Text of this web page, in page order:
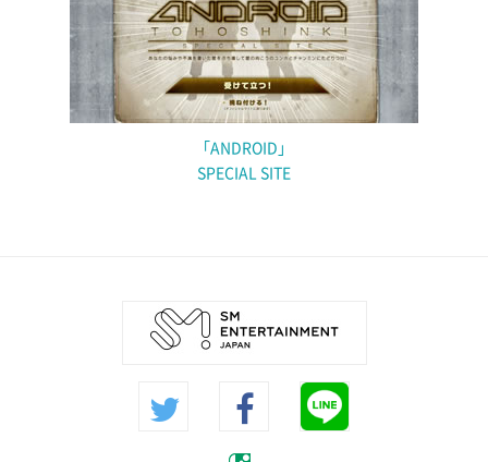
「ANDROID」
SPECIAL SITE